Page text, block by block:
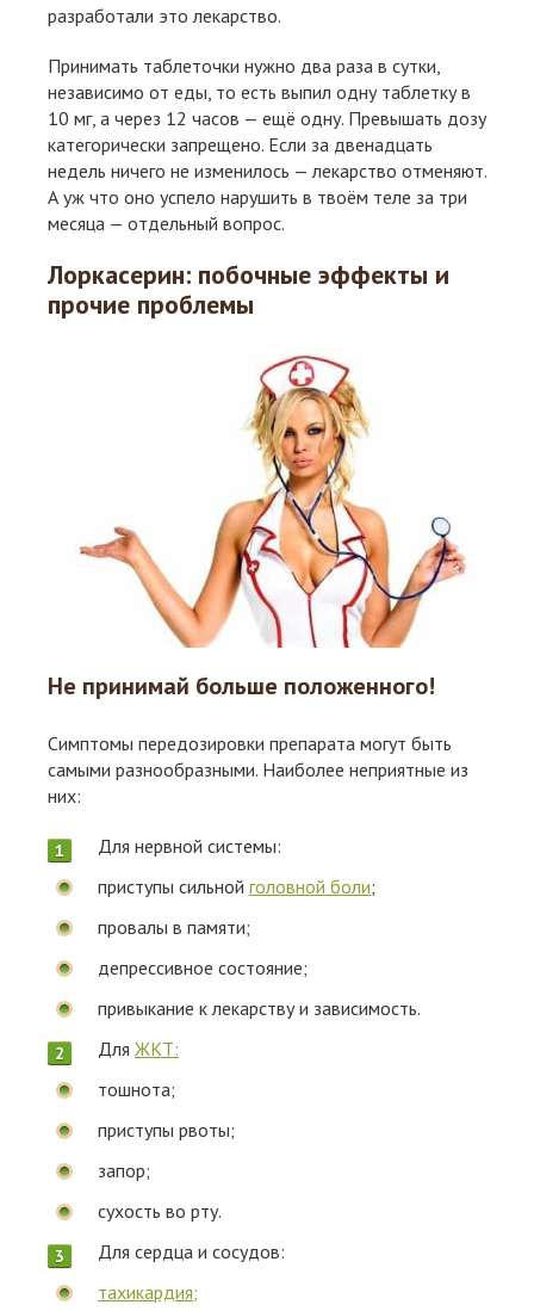
разработали это лекарство.
Принимать таблеточки нужно два раза в сутки,
независимо от еды, то есть выпил одну таблетку в
10 мг, а через 12 часов — ещё одну. Превышать дозу
категорически запрещено. Если за двенадцать
недель ничего не изменилось — лекарство отменяют.
А уж что оно успело нарушить в твоём теле за три
месяца — отдельный вопрос.
Лоркасерин: побочные эффекты и
прочие проблемы
Не принимай больше положенного!
Симптомы передозировки препарата могут быть
самыми разнообразными. Наиболее неприятные из
них:
Для нервной системы:
приступы сильной головной боли;
провалы в памяти;
депрессивное состояние;
привыкание к лекарству и зависимость.
Для ЖКТ:
тошнота;
приступы рвоты;
запор;
сухость во рту.
Для сердца и сосудов:
тахикардия;